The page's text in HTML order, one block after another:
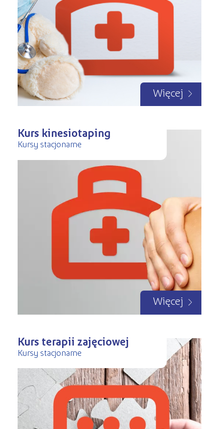
Więcej
Kurs kinesiotaping
Kursy stacjonarne
Więcej
Kurs terapii zajęciowej
Kursy stacjonarne